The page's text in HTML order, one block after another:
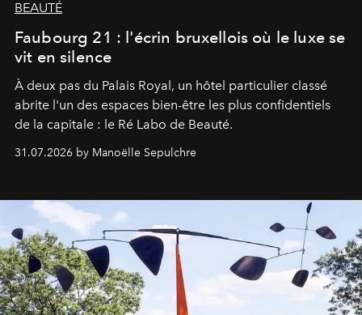
BEAUTÉ
Faubourg 21 : l'écrin bruxellois où le luxe se
vit en silence
À deux pas du Palais Royal, un hôtel particulier classé
abrite l'un des espaces bien-être les plus confidentiels
de la capitale : le Ré Labo de Beauté.
31.07.2026 by Manoëlle Sepulchre